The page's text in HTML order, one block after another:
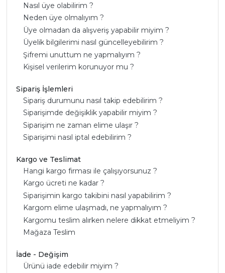
Nasıl üye olabilirim ?
Neden üye olmalıyım ?
Üye olmadan da alışveriş yapabilir miyim ?
Üyelik bilgilerimi nasıl güncelleyebilirim ?
Şifremi unuttum ne yapmalıyım ?
Kişisel verilerim korunuyor mu ?
Sipariş İşlemleri
Sipariş durumunu nasıl takip edebilirim ?
Siparişimde değişiklik yapabilir miyim ?
Siparişim ne zaman elime ulaşır ?
Siparişimi nasıl iptal edebilirim ?
Kargo ve Teslimat
Hangi kargo firması ile çalışıyorsunuz ?
Kargo ücreti ne kadar ?
Siparişimin kargo takibini nasıl yapabilirim ?
Kargom elime ulaşmadı, ne yapmalıyım ?
Kargomu teslim alırken nelere dikkat etmeliyim ?
Mağaza Teslim
İade - Değişim
Ürünü iade edebilir miyim ?